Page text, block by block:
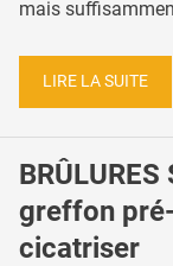
mais
LIRE LA SUITE
greffon
cicatriser